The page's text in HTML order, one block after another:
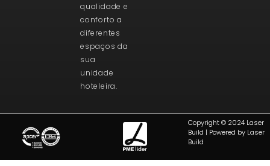
qualidade e
conforto a
diferentes
espaços da
sua
unidade
hoteleira.
Copyright © 2024 Laser
Build | Powered by Laser
Build